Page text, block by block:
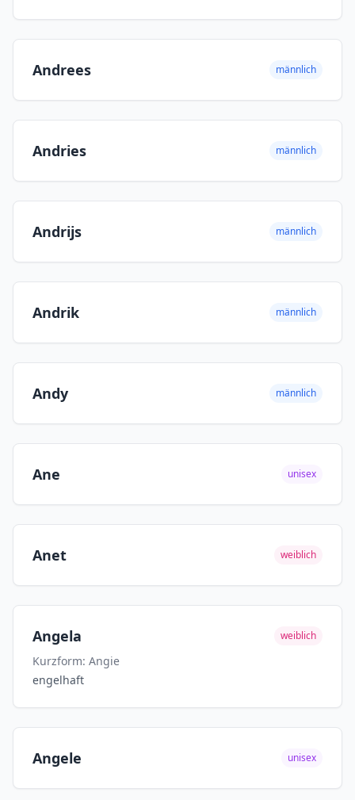
Andrees männlich
Andries männlich
Andrijs männlich
Andrik männlich
Andy männlich
Ane unisex
Anet weiblich
Angela weiblich
Kurzform: Angie
engelhaft
Angele unisex